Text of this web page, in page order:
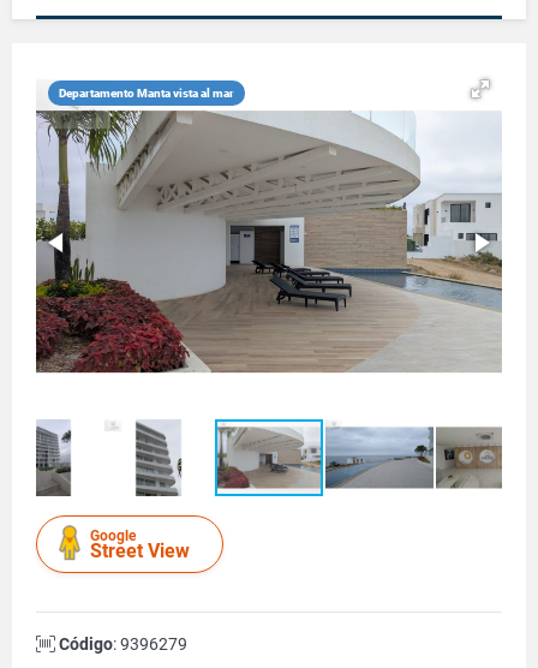
Departamento Manta vista al mar
Google
Street View
Código: 9396279